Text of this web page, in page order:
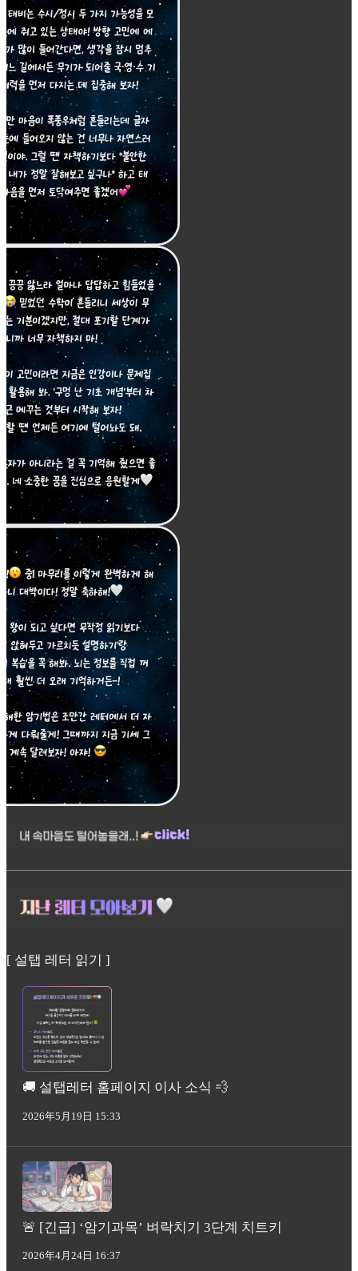
[ 설탭 레터 읽기 ]
🚚 설탭레터 홈페이지 이사 소식 💨
2026年5月19日 15:33
🚨 [긴급] ‘암기과목’ 벼락치기 3단계 치트키
2026年4月24日 16:37